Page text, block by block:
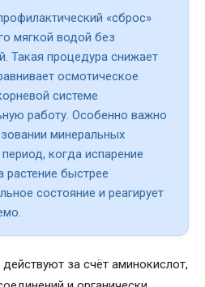
«сброс»
мягкой водой без
Такая процедура снижает
осмотическое
системе
работу. Особенно важно
минеральных
когда испарение
растение быстрее
состояние и реагирует
за счёт аминокислот,